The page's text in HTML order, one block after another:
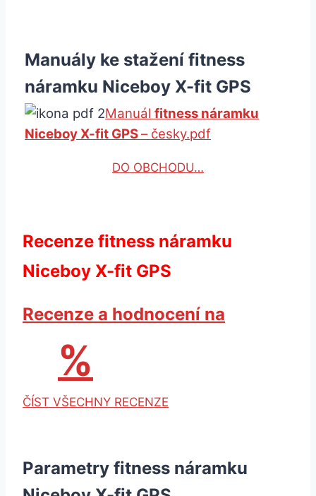
Manuály ke stažení fitness
náramku Niceboy X-fit GPS
Manuál fitness náramku
Niceboy X-fit GPS– česky.pdf
DO OBCHODU…
Recenze fitness náramku
Niceboy X-fit GPS
Recenze a hodnocení na
%
ČÍST VŠECHNY RECENZE
Parametry fitness náramku